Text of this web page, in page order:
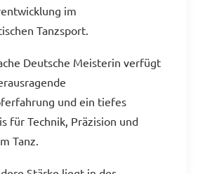
im
Tanzsport.
Deutsche Meisterin verfügt
und ein tiefes
für Technik, Präzision und
Tanz.